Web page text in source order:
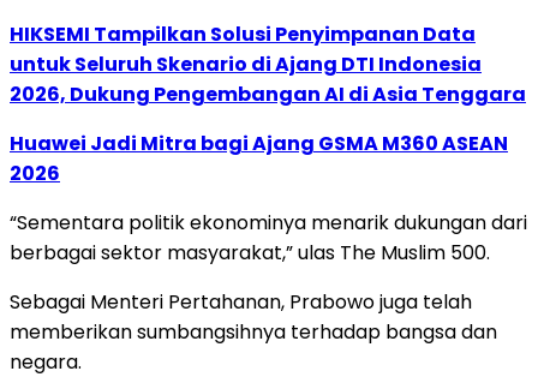
HIKSEMI Tampilkan Solusi Penyimpanan Data
untuk Seluruh Skenario di Ajang DTI Indonesia
2026, Dukung Pengembangan AI di Asia Tenggara
Huawei Jadi Mitra bagi Ajang GSMA M360 ASEAN
2026
“Sementara politik ekonominya menarik dukungan dari
berbagai sektor masyarakat,” ulas The Muslim 500.
Sebagai Menteri Pertahanan, Prabowo juga telah
memberikan sumbangsihnya terhadap bangsa dan
negara.